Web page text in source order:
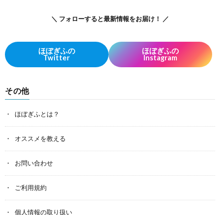
＼ フォローすると最新情報をお届け！ ／
ほぼぎふの
Twitter
ほぼぎふの
Instagram
その他
ほぼぎふとは？
オススメを教える
お問い合わせ
ご利用規約
個人情報の取り扱い